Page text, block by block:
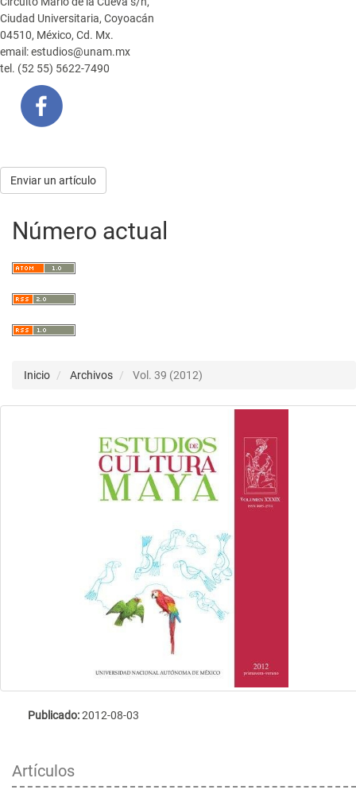
Ciudad Universitaria, Coyoacán
04510, México, Cd. Mx.
email: estudios@unam.mx
tel. (52 55) 5622-7490
Enviar
artículo
Enviar un artículo
Número actual
Inicio Archivos Vol. 39 (2012)
Publicado:2012-08-03
Artículos